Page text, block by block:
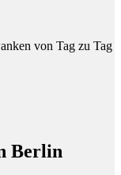
von Tag zu Tag
Berlin